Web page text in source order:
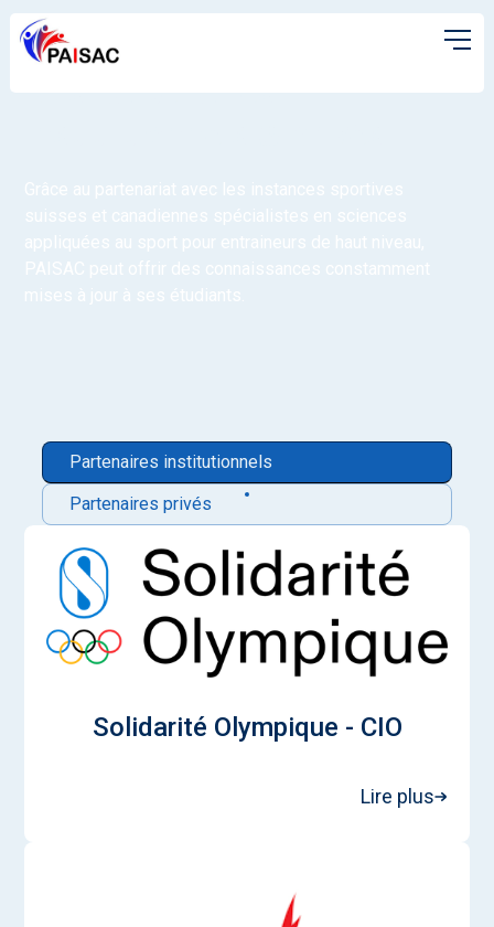
Nos partenaires
Partenaires institutionnels
Partenaires privés
Solidarité Olympique - CIO
Lire plus